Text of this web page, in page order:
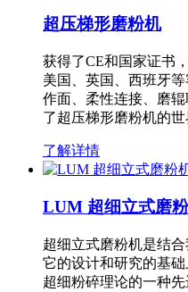
超压梯形磨粉机
获得了CE和国家证书
美国、英国、西班牙
作面、柔性连接、磨
了超压梯形磨粉机的
了解详情
LUM 超细立式磨
超细立式磨粉机是结
它的设计和研究的基
超细粉碎理论的一种